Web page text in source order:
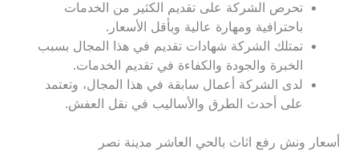
تحرص الشركة على تقديم الكثير من الخدمات
باحترافية ومهارة عالية وبأقل الأسعار.
تمتلك الشركة شهادات تقديم في هذا المجال بسبب
الخبرة والجودة والكفاءة في تقديم الخدمات.
لدى الشركة أعمال سابقة في هذا المجال، وتعتمد
على أحدث الطرق والأساليب في نقل العفش.
أسعار ونش رفع اثاث بالحي العاشر مدينة نصر